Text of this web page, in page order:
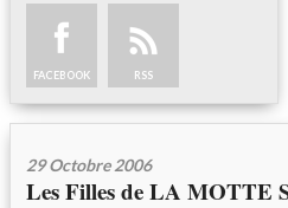
FACEBOOK RSS
29 Octobre 2006
Les Filles de LA MOTTE